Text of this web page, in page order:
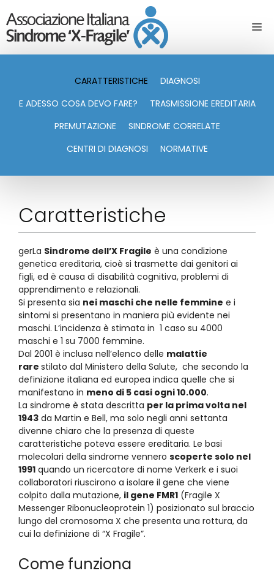
CARATTERISTICHE
DIAGNOSI
E ADESSO COSA DEVO FARE?
TRASMISSIONE EREDITARIA
PREMUTAZIONE
SINDROME CORRELATE
CENTRI DI DIAGNOSI
NORMATIVE
Caratteristiche
gerLa Sindrome dell’X Fragile è una condizione
genetica ereditaria, cioè si trasmette dai genitori ai
figli, ed è causa di disabilità cognitiva, problemi di
apprendimento e relazionali.
Si presenta sia nei maschi che nelle femmine e i
sintomi si presentano in maniera più evidente nei
maschi. L’incidenza è stimata in 1 caso su 4000
maschi e 1 su 7000 femmine.
Dal 2001 è inclusa nell’elenco delle malattie
rare stilato dal Ministero della Salute, che secondo la
definizione italiana ed europea indica quelle che si
manifestano in meno di 5 casi ogni 10.000.
La sindrome è stata descritta per la prima volta nel
1943 da Martin e Bell, ma solo negli anni settanta
divenne chiaro che la presenza di queste
caratteristiche poteva essere ereditaria. Le basi
molecolari della sindrome vennero scoperte solo nel
1991 quando un ricercatore di nome Verkerk e i suoi
collaboratori riuscirono a isolare il gene che viene
colpito dalla mutazione, il gene FMR1 (Fragile X
Messenger Ribonucleoprotein 1) posizionato sul braccio
lungo del cromosoma X che presenta una rottura, da
cui la definizione di “X Fragile”.
Come funziona